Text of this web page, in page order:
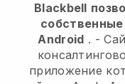
Blackbell
Android . -
приложение